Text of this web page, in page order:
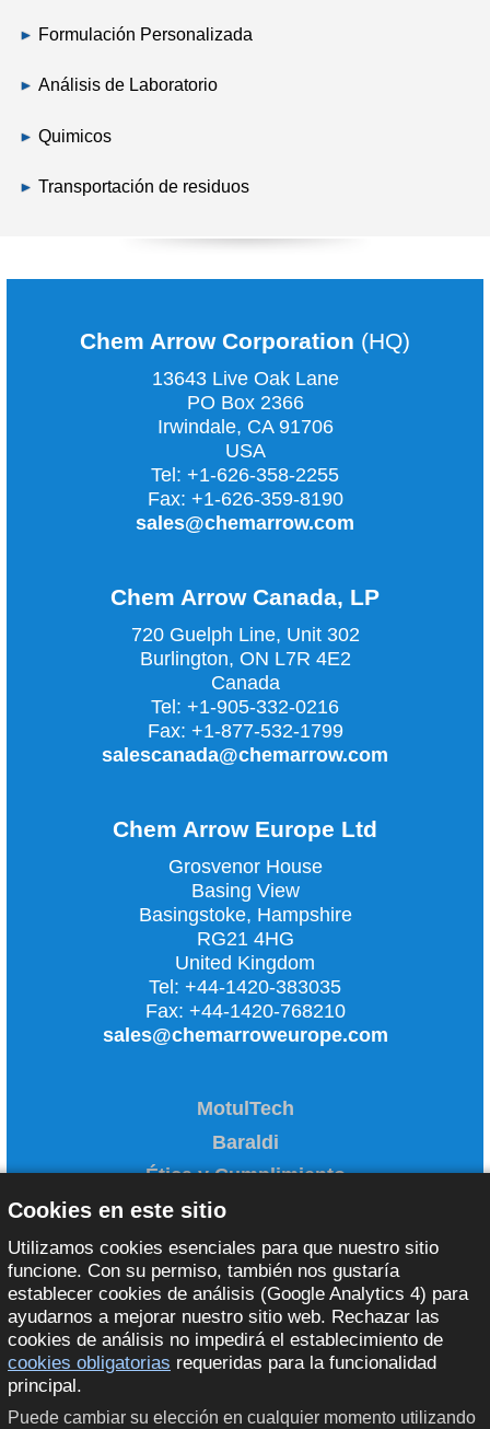
Cookies en este sitio
Utilizamos cookies esenciales para que nuestro sitio
funcione. Con su permiso, también nos gustaría
establecer cookies de análisis (Google Analytics 4) para
ayudarnos a mejorar nuestro sitio web. Rechazar las
cookies de análisis no impedirá el establecimiento de
cookies obligatorias requeridas para la funcionalidad
principal.
Puede cambiar su elección en cualquier momento utilizando
Formulación Personalizada
Análisis de Laboratorio
Quimicos
Transportación de residuos
Chem Arrow Corporation (HQ)
13643 Live Oak Lane
PO Box 2366
Irwindale, CA 91706
USA
Tel: +1-626-358-2255
Fax: +1-626-359-8190
sales@chemarrow.com
Chem Arrow Canada, LP
720 Guelph Line, Unit 302
Burlington, ON L7R 4E2
Canada
Tel: +1-905-332-0216
Fax: +1-877-532-1799
salescanada@chemarrow.com
Chem Arrow Europe Ltd
Grosvenor House
Basing View
Basingstoke, Hampshire
RG21 4HG
United Kingdom
Tel: +44-1420-383035
Fax: +44-1420-768210
sales@chemarroweurope.com
MotulTech
Baraldi
Ética y Cumplimiento
Administrar cookies
© 2026 Chem Arrow Corporation